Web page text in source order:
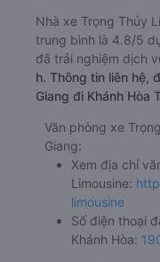
Nhà xe Trọng Thủy
trung bình là 4.8/5
đã trải nghiệm dịch
h. Thông tin liên hệ,
Giang đi Khánh Hòa
Văn phòng xe
Giang:
Xem địa chỉ
Limousine:
limousine
Số điện thoại
Khánh Hòa: